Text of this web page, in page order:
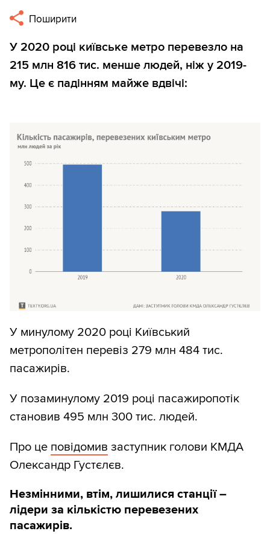
Поширити
У 2020 році київське метро перевезло на
215 млн 816 тис. менше людей, ніж у 2019-
му. Це є падінням майже вдвічі:
У минулому 2020 році Київський
метрополітен перевіз 279 млн 484 тис.
пасажирів.
У позаминулому 2019 році пасажиропотік
становив 495 млн 300 тис. людей.
Про це повідомив заступник голови КМДА
Олександр Густєлєв.
Незмінними, втім, лишилися станції –
лідери за кількістю перевезених
пасажирів.